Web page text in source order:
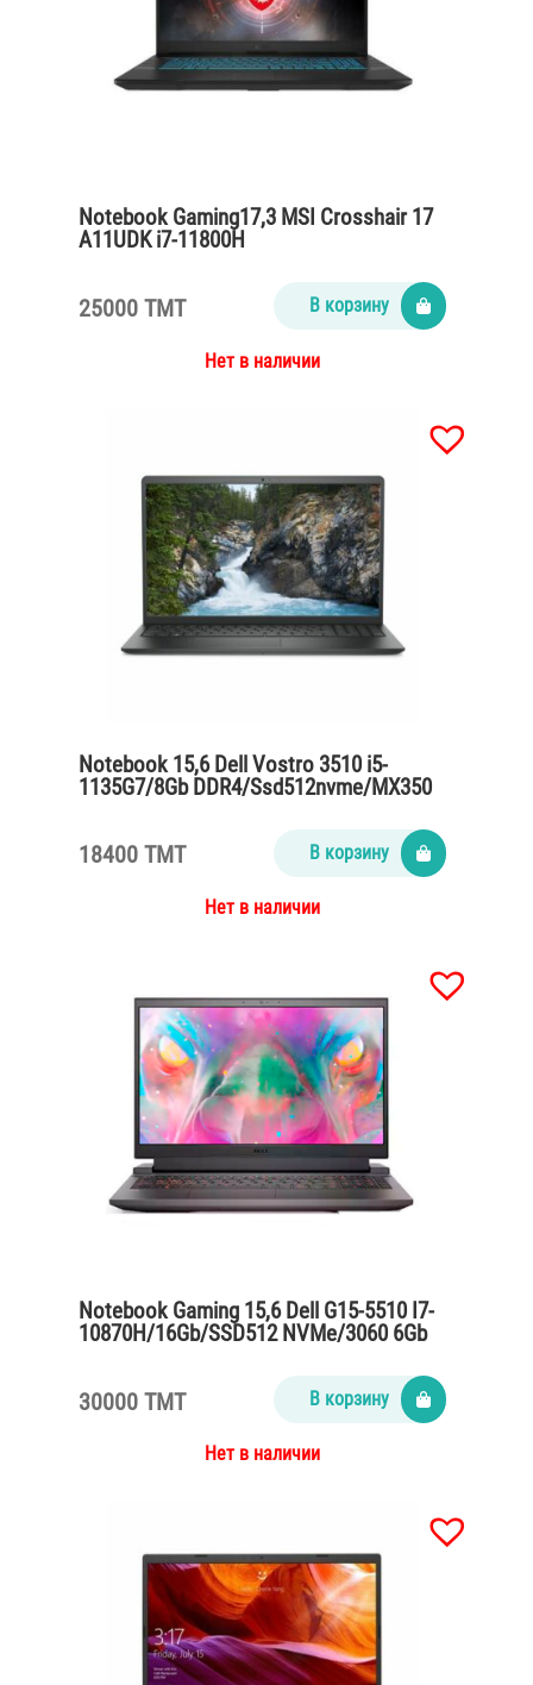
Notebook Gaming17,3 MSI Crosshair 17
A11UDK i7-11800H
25000 TMT В корзину
Нет в наличии
Notebook 15,6 Dell Vostro 3510 i5-
1135G7/8Gb DDR4/Ssd512nvme/MX350
18400 TMT В корзину
Нет в наличии
Notebook Gaming 15,6 Dell G15-5510 I7-
10870H/16Gb/SSD512 NVMe/3060 6Gb
30000 TMT В корзину
Нет в наличии